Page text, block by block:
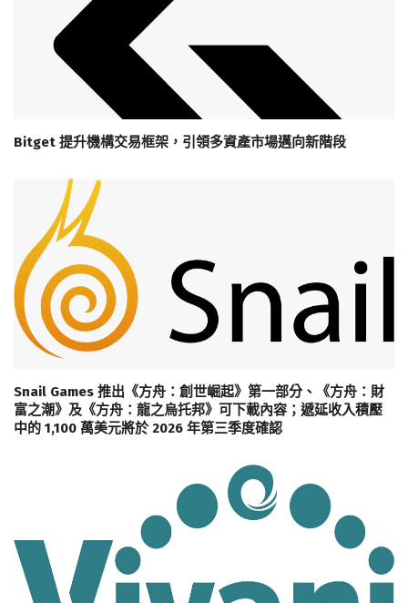
Bitget 提升機構交易框架，引領多資產市場邁向新階段
Snail Games 推出《方舟：創世崛起》第一部分、《方舟：財
富之潮》及《方舟：龍之烏托邦》可下載內容；遞延收入積壓
中的 1,100 萬美元將於 2026 年第三季度確認